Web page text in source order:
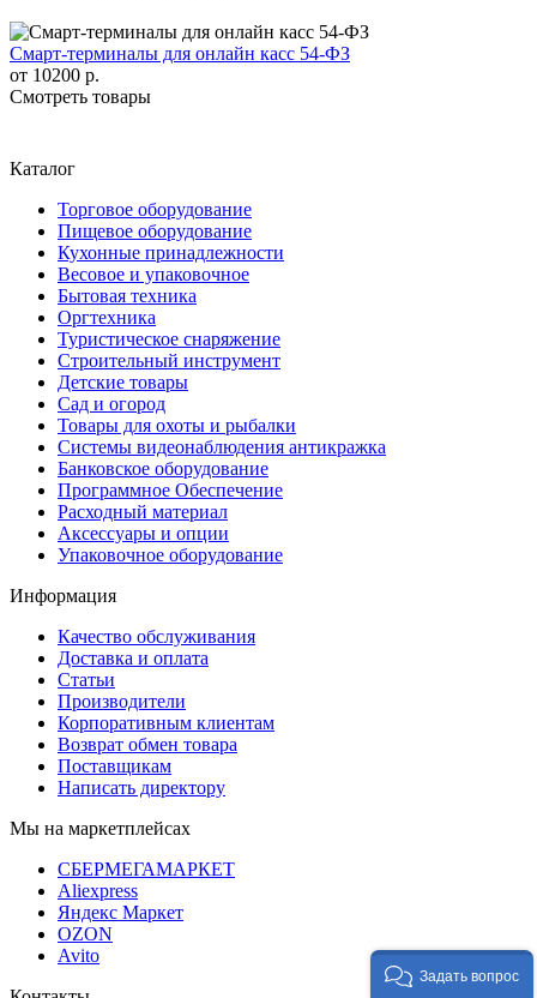
Смарт-терминалы для онлайн касс 54-ФЗ
от 10200 р.
Смотреть товары
Каталог
Торговое оборудование
Пищевое оборудование
Кухонные принадлежности
Весовое и упаковочное
Бытовая техника
Оргтехника
Туристическое снаряжение
Строительный инструмент
Детские товары
Сад и огород
Товары для охоты и рыбалки
Системы видеонаблюдения антикражка
Банковское оборудование
Программное Обеспечение
Расходный материал
Аксессуары и опции
Упаковочное оборудование
Информация
Качество обслуживания
Доставка и оплата
Статьи
Производители
Корпоративным клиентам
Возврат обмен товара
Поставщикам
Написать директору
Мы на маркетплейсах
СБЕРМЕГАМАРКЕТ
Aliexpress
Яндекс Маркет
OZON
Avito
Задать вопрос